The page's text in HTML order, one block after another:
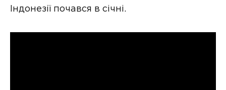
Індонезії почався в січні.